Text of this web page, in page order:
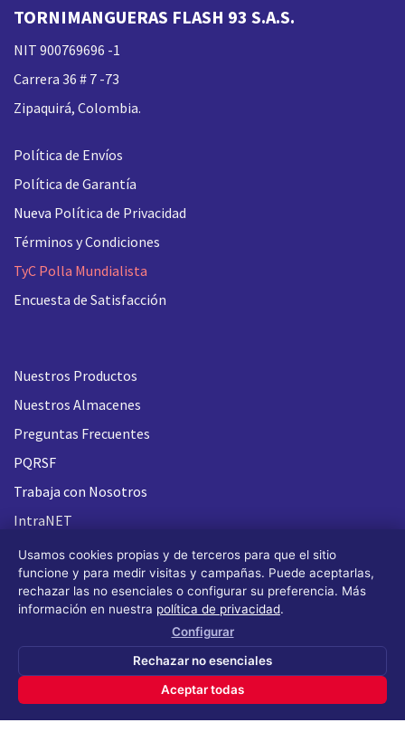
TORNIMANGUERAS FLASH 93 S.A.S.
NIT 900769696 -1
Carrera 36 # 7 -73
Zipaquirá, Colombia.
Política de Envíos
Política de Garantía
Nueva Política de Privacidad
Términos y Condiciones
TyC Polla Mundialista
Encuesta de Satisfacción
Nuestros Productos
Nuestros Almacenes
Preguntas Frecuentes
PQRSF
Trabaja con Nosotros
IntraNET
Todos los derechos reservados FLASH 93
Usamos cookies propias y de terceros para que el sitio
funcione y para medir visitas y campañas. Puede aceptarlas,
rechazar las no esenciales o configurar su preferencia. Más
información en nuestra política de privacidad.
Configurar
Rechazar no esenciales
Aceptar todas